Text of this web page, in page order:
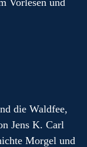
Vorlesen und
die Waldfee,
Jens K. Carl
Morgel und